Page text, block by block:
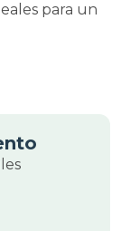
para un